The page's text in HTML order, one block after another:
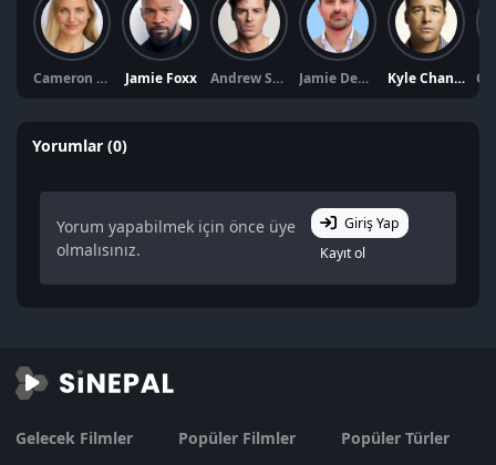
Cameron Diaz Jamie Foxx Andrew Scott Jamie Demetriou Kyle Chandler
Yorumlar (0)
Yorum yapabilmek için önce üye
olmalısınız.
Giriş Yap
Kayıt ol
Gelecek Filmler
Popüler Filmler
Popüler Türler